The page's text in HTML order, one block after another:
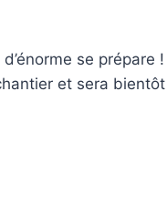
se prépare
et sera